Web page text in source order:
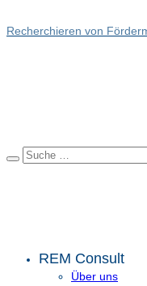
Recherchieren von
REM Consult
Über uns